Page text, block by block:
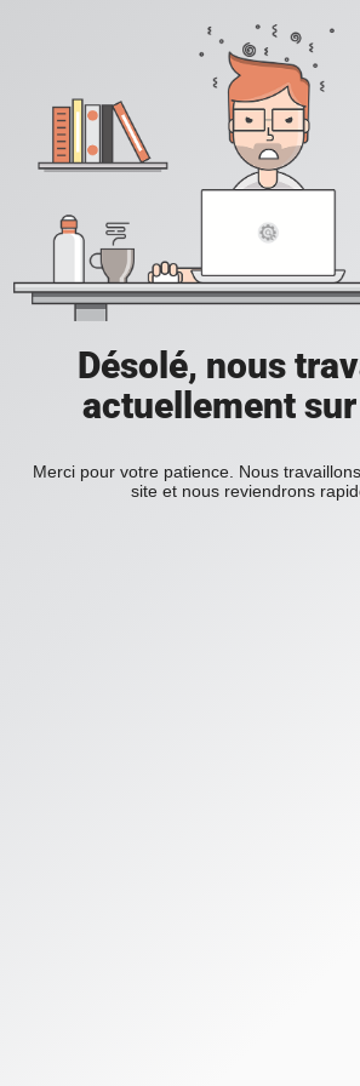
Désolé, nous
actuellement
Merci pour votre patience. Nous
site et nous reviendrons